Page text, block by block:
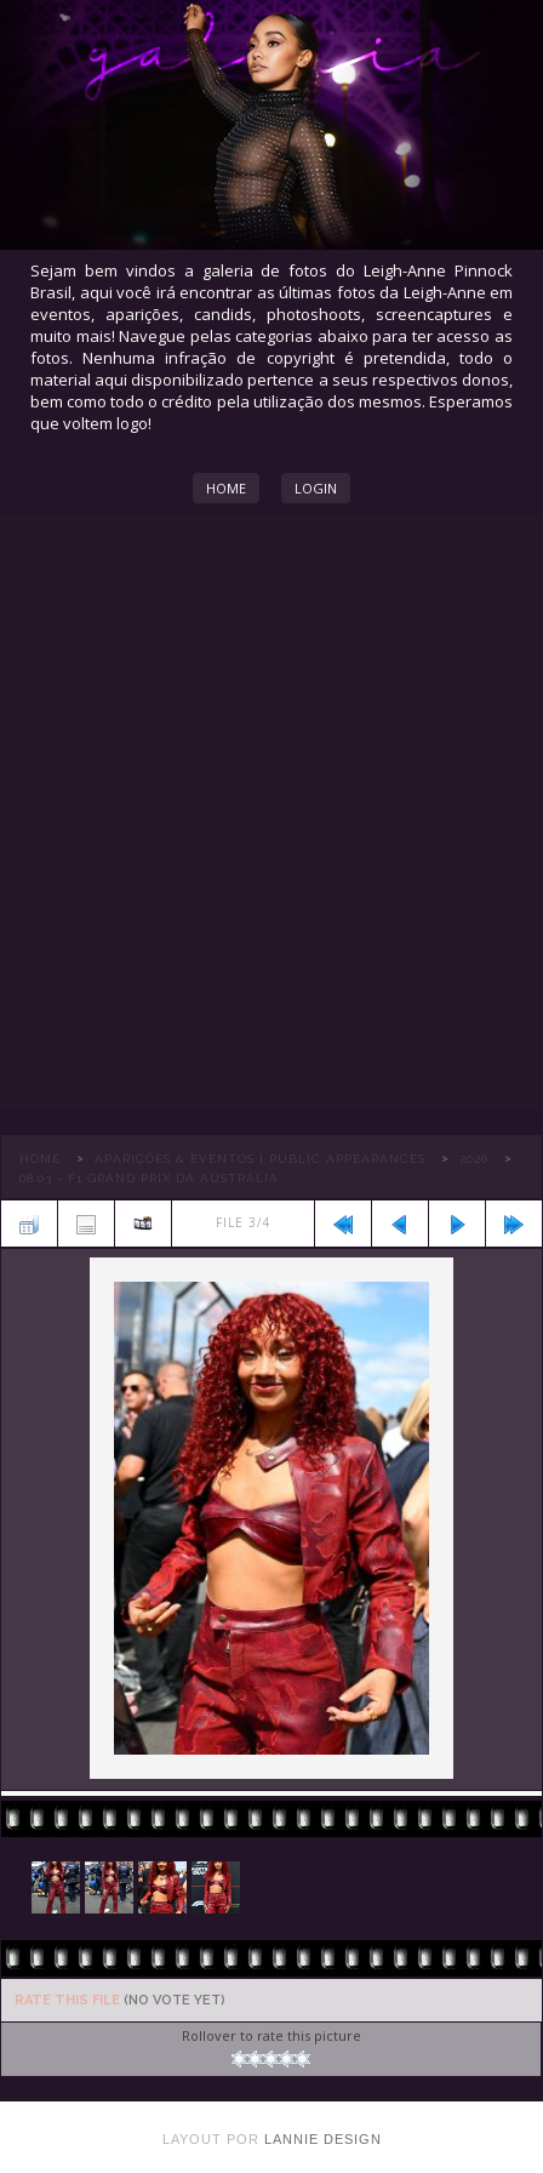
Sejam bem vindos a galeria de fotos do Leigh-Anne Pinnock
Brasil, aqui você irá encontrar as últimas fotos da Leigh-Anne em
eventos, aparições, candids, photoshoots, screencaptures e
muito mais! Navegue pelas categorias abaixo para ter acesso as
fotos. Nenhuma infração de copyright é pretendida, todo o
material aqui disponibilizado pertence a seus respectivos donos,
bem como todo o crédito pela utilização dos mesmos. Esperamos
que voltem logo!
HOME LOGIN
HOME > APARIÇÕES & EVENTOS | PUBLIC APPEARANCES > 2026 >
08.03 - F1 GRAND PRIX DA AUSTRÁLIA
FILE 3/4
RATE THIS FILE (NO VOTE YET)
Rollover to rate this picture
LAYOUT POR LANNIE DESIGN